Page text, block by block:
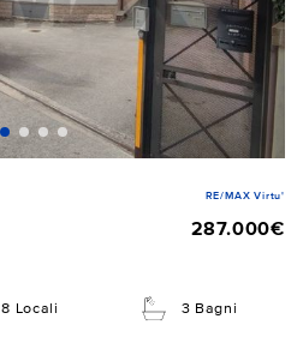
RE/MAX Virtu'
287.000€
8 Locali 3 Bagni